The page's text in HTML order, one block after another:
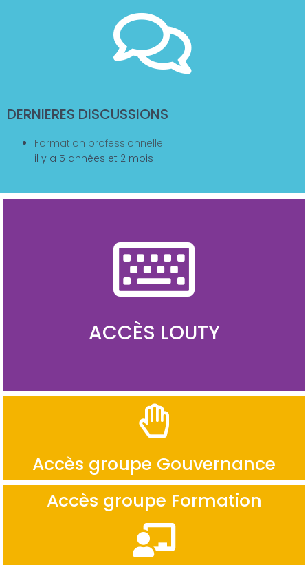
DERNIERES DISCUSSIONS
Formation professionnelle
il y a 5 années et 2 mois
ACCÈS LOUTY
Accès groupe Gouvernance
Accès groupe Formation